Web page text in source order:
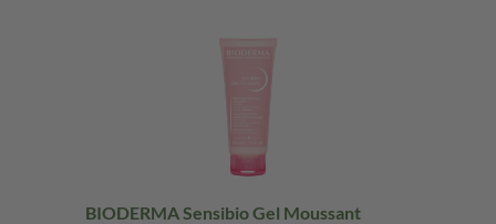
BIODERMA Sensibio Gel Moussant